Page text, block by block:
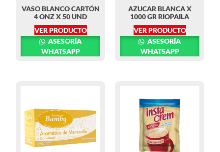
VASO BLANCO CARTÓN
4 ONZ X 50 UND
VER PRODUCTO
ASESORÍA
WHATSAPP
AZUCAR BLANCA X
1000 GR RIOPAILA
VER PRODUCTO
ASESORÍA
WHATSAPP